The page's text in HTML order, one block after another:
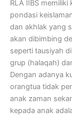
RLA IIBS
pondasi
dan akhlak yang
akan dibimbing
seperti tausiyah
grup (halaqah)
Dengan adanya
orangtua tidak
anak zaman
kepada anak